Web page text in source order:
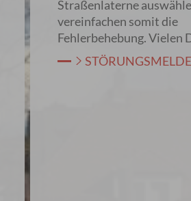
Straßenlaterne
vereinfachen somit die
Fehlerbehebung. Vielen